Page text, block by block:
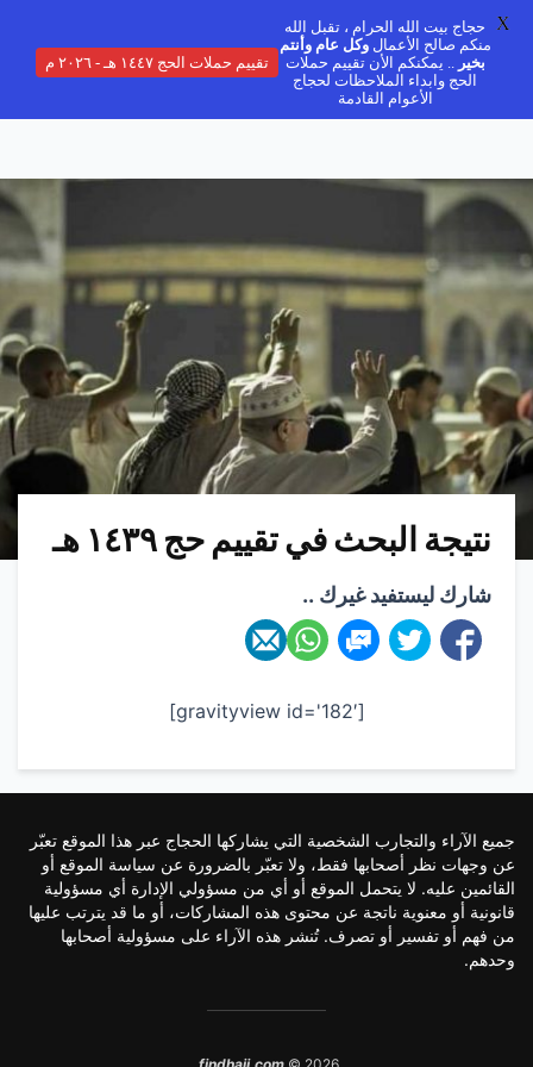
نتيجة البحث في تقييم حج ١٤٣٩ هـ
شارك ليستفيد غيرك ..
[gravityview id='182′]
جميع الآراء والتجارب الشخصية التي يشاركها الحجاج عبر هذا الموقع تعبّر
عن وجهات نظر أصحابها فقط، ولا تعبّر بالضرورة عن سياسة الموقع أو
القائمين عليه. لا يتحمل الموقع أو أي من مسؤولي الإدارة أي مسؤولية
قانونية أو معنوية ناتجة عن محتوى هذه المشاركات، أو ما قد يترتب عليها
من فهم أو تفسير أو تصرف. تُنشر هذه الآراء على مسؤولية أصحابها
وحدهم.
حجاج بيت الله الحرام ، تقبل الله
منكم صالح الأعمالوكل عام وأنتم
بخير .. يمكنكم الأن تقييم حملات
الحج وابداء الملاحظات لحجاج
الأعوام القادمة
تقييم حملات الحج ١٤٤٧ هـ - ٢٠٢٦ م
X